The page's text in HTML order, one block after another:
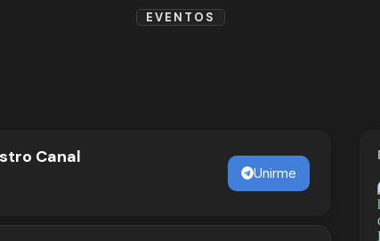
EVENTOS
Canal
Unirme